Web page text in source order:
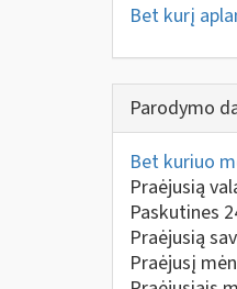
Bet kurį
Parodymo
Bet kuriuo
Praėjusią
Paskutines
Praėjusią
Praėjusį